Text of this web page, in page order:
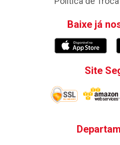
Baixe já
Site